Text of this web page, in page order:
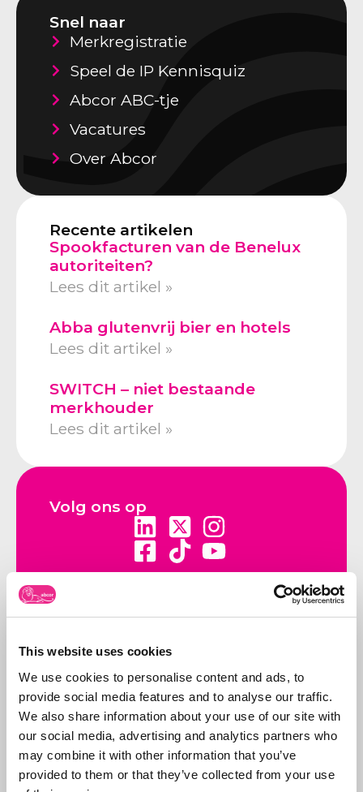
This website uses cookies
We use cookies to personalise content and ads, to
provide social media features and to analyse our traffic.
We also share information about your use of our site with
our social media, advertising and analytics partners who
may combine it with other information that you’ve
provided to them or that they’ve collected from your use
Snel naar
Merkregistratie
Speel de IP Kennisquiz
Abcor ABC-tje
Vacatures
Over Abcor
Recente artikelen
Spookfacturen van de Benelux
autoriteiten?
Lees dit artikel »
Abba glutenvrij bier en hotels
Lees dit artikel »
SWITCH – niet bestaande
merkhouder
Lees dit artikel »
Volg ons op
Bel ons:071-5763116
een e-mail:info@abcor-ip.com